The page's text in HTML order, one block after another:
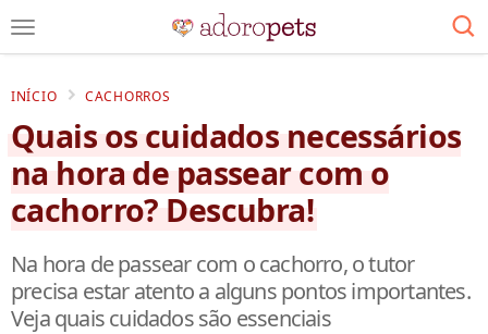
INÍCIO CACHORROS
Quais os cuidados necessários
na hora de passear com o
cachorro? Descubra!
Na hora de passear com o cachorro, o tutor
precisa estar atento a alguns pontos importantes.
Veja quais cuidados são essenciais